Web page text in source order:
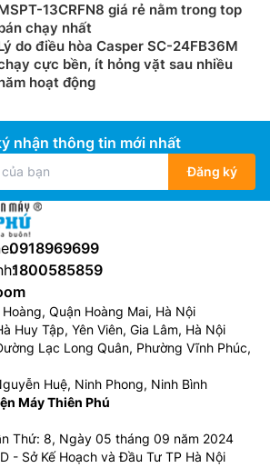
13CRFN8 giá rẻ nằm trong top
chạy nhất
do điều hòa Casper SC-24FB36M
cực bền, ít hỏng vặt sau nhiều
hoạt động
nhận thông tin mới nhất
Đăng ký
0918969699
1800585859
Quận Hoàng Mai, Hà Nội
Huy Tập, Yên Viên, Gia Lâm, Hà Nội
Lạc Long Quân, Phường Vĩnh Phúc,
Huệ, Ninh Phong, Ninh Bình
Máy Thiên Phú
Thứ: 8, Ngày 05 tháng 09 năm 2024
- Sở Kế Hoạch và Đầu Tư TP Hà Nội